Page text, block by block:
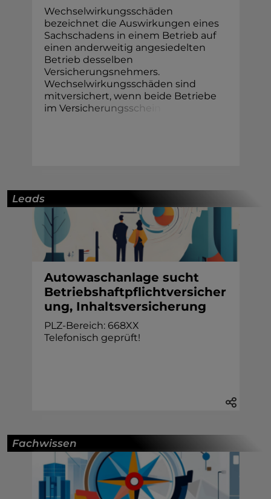
Wechselwirkungsschäden
bezeichnet die Auswirkungen eines
Sachschadens in einem Betrieb auf
einen anderweitig angesiedelten
Betrieb desselben
Versicherungsnehmers.
Wechselwirkungsschäden sind
mitversichert, wenn beide Betriebe
im Versicherungssche
Leads
Autowaschanlage sucht
Betriebshaftpflichtversicher
ung, Inhaltsversicherung
PLZ-Bereich: 668XX
Telefonisch geprüft!
Fachwissen